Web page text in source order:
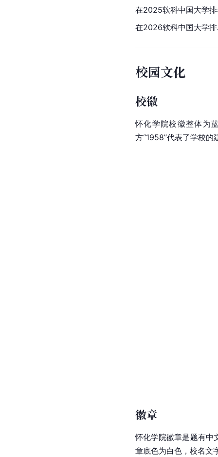
在2025软科中国大学
在2026软科中国大学
校园文化
校徽
怀化学院校徽整体为
方“1958”代表了学校
徽章
怀化学院徽章是题有中
章底色为白色，校名文